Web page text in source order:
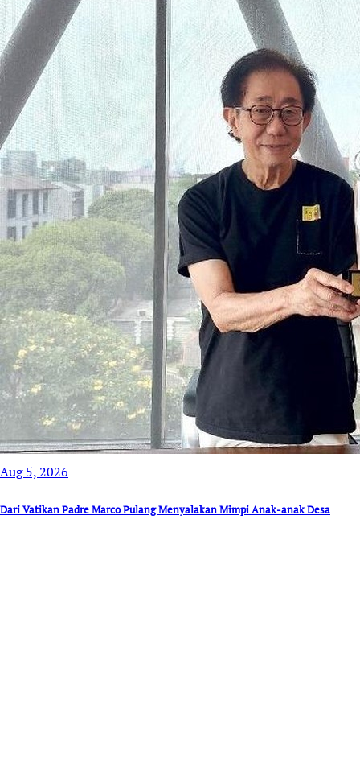
Aug 5, 2026
Dari Vatikan Padre Marco Pulang Menyalakan Mimpi Anak-anak Desa